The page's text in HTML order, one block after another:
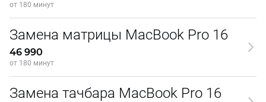
от 180 минут
Замена матрицы MacBook Pro 16
46 990
от 180 минут
Замена тачбара MacBook Pro 16